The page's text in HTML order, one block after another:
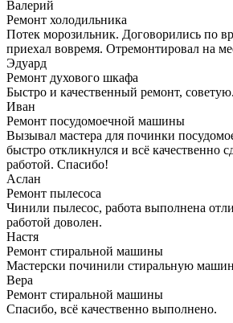
Валерий
Ремонт холодильника
Потек морозильник. Договорились по
приехал вовремя. Отремонтировал на
Эдуард
Ремонт духового шкафа
Быстро и качественный ремонт, советую.
Иван
Ремонт посудомоечной машины
Вызывал мастера для починки
быстро откликнулся и всё качественно
работой. Спасибо!
Аслан
Ремонт пылесоса
Чинили пылесос, работа выполнена
работой доволен.
Настя
Ремонт стиральной машины
Мастерски починили стиральную
Вера
Ремонт стиральной машины
Спасибо, всё качественно выполнено.